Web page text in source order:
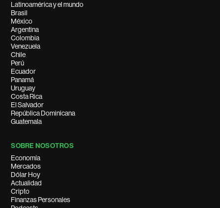
Latinoamérica y el mundo
Brasil
México
Argentina
Colombia
Venezuela
Chile
Perú
Ecuador
Panamá
Uruguay
Costa Rica
El Salvador
República Dominicana
Guatemala
SOBRE NOSOTROS
Economía
Mercados
Dólar Hoy
Actualidad
Cripto
Finanzas Personales